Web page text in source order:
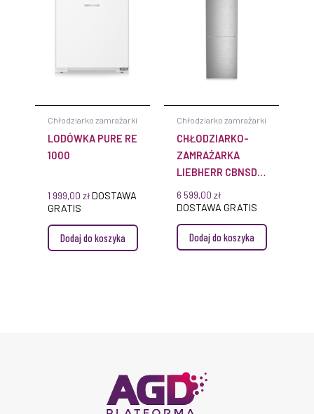
Chłodziarko zamrażarki
LODÓWKA PURE RE
1000
1 999,00 zł DOSTAWA
GRATIS
Dodaj do koszyka
Chłodziarko zamrażarki
CHŁODZIARKO-
ZAMRAŻARKA
LIEBHERR CBNSDA
5223 PLUS
BIOFRESH
NOFROST
6 599,00 zł
DOSTAWA GRATIS
Dodaj do koszyka